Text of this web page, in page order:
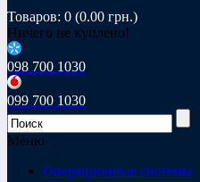
Товаров: 0 (0.00 грн.)
Ничего не куплено!
098 700 1030
099 700 1030
Меню
Операционные системы